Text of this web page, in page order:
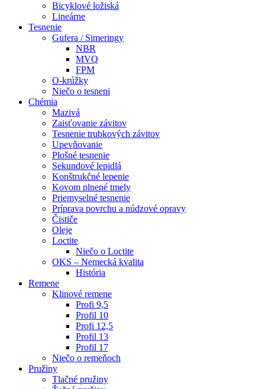
Bicyklové ložiská
Lineárne
Tesnenie
Gufera / Simeringy
NBR
MVQ
FPM
O-krúžky
Niečo o tesneni
Chémia
Mazivá
Zaisťovanie závitov
Tesnenie trubkových závitov
Upevňovanie
Plošné tesnenie
Sekundové lepidlá
Konštrukčné lepenie
Kovom plnené tmely
Priemyselné tesnenie
Príprava povrchu a núdzové opravy
Čističe
Oleje
Loctite
Niečo o Loctite
OKS – Nemecká kvalita
História
Remene
Klinové remene
Profi 9,5
Profil 10
Profi 12,5
Profil 13
Profil 17
Niečo o remeňoch
Pružiny
Tlačné pružiny